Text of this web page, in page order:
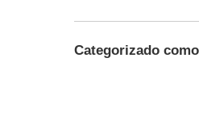
Categorizado